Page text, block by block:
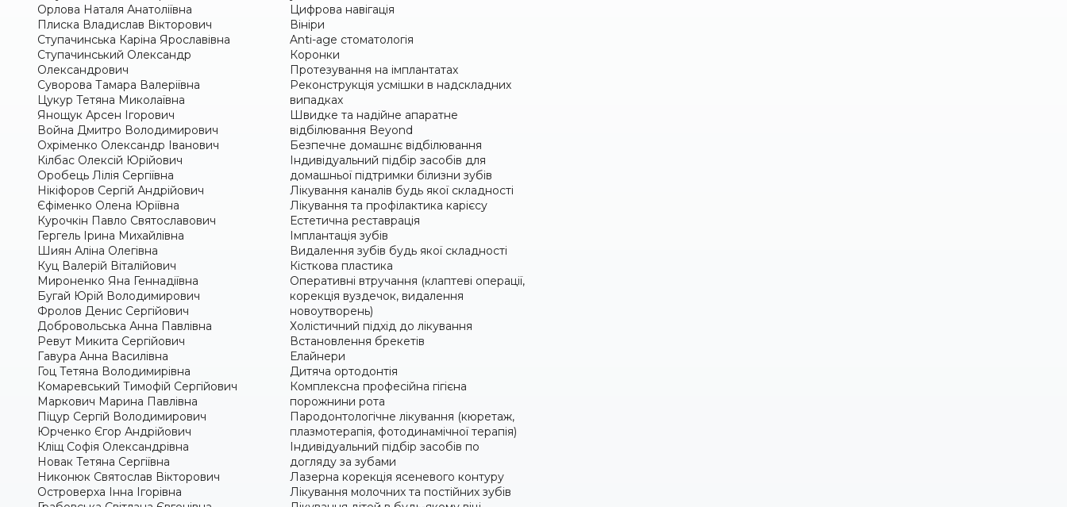
Орлова Наталя Анатоліївна
Плиска Владислав Вікторович
Ступачинська Каріна Ярославівна
Ступачинський Олександр
Олександрович
Суворова Тамара Валеріївна
Цукур Тетяна Миколаївна
Янощук Арсен Ігорович
Война Дмитро Володимирович
Охріменко Олександр Іванович
Кілбас Олексій Юрійович
Оробець Лілія Сергіївна
Нікіфоров Сергій Андрійович
Єфіменко Олена Юріївна
Курочкін Павло Святославович
Гергель Ірина Михайлівна
Шиян Аліна Олегівна
Куц Валерій Віталійович
Мироненко Яна Геннадіївна
Бугай Юрій Володимирович
Фролов Денис Сергійович
Добровольська Анна Павлівна
Ревут Микита Сергійович
Гавура Анна Василівна
Гоц Тетяна Володимирівна
Комаревський Тимофій Сергійович
Маркович Марина Павлівна
Піцур Сергій Володимирович
Юрченко Єгор Андрійович
Кліщ Софія Олександрівна
Новак Тетяна Сергіївна
Никонюк Святослав Вікторович
Островерха Інна Ігорівна
Цифрова навігація
Вініри
Anti-age стоматологія
Коронки
Протезування на імплантатах
Реконструкція усмішки в надскладних
випадках
Швидке та надійне апаратне
відбілювання Beyond
Безпечне домашнє відбілювання
Індивідуальний підбір засобів для
домашньої підтримки білизни зубів
Лікування каналів будь якої складності
Лікування та профілактика карієсу
Естетична реставрація
Імплантація зубів
Видалення зубів будь якої складності
Кісткова пластика
Оперативні втручання (клаптеві операції,
корекція вуздечок, видалення
новоутворень)
Холістичний підхід до лікування
Встановлення брекетів
Елайнери
Дитяча ортодонтія
Комплексна професійна гігієна
порожнини рота
Пародонтологічне лікування (кюретаж,
плазмотерапія, фотодинамічної терапія)
Індивідуальний підбір засобів по
догляду за зубами
Лазерна корекція ясеневого контуру
Лікування молочних та постійних зубів